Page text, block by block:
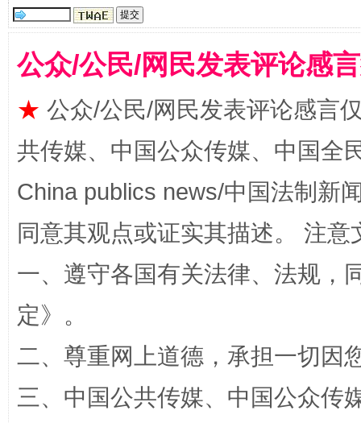
公众/公民/网民发表评论感
★ 公众/公民/网民发表评论感言
共传媒、中国公众传媒、中国全
China publics news/中国法制新
同意其观点或证实其描述。 注
一、遵守各国有关法律、法规，
定》。
二、尊重网上道德，承担一切因
三、中国公共传媒、中国公众传